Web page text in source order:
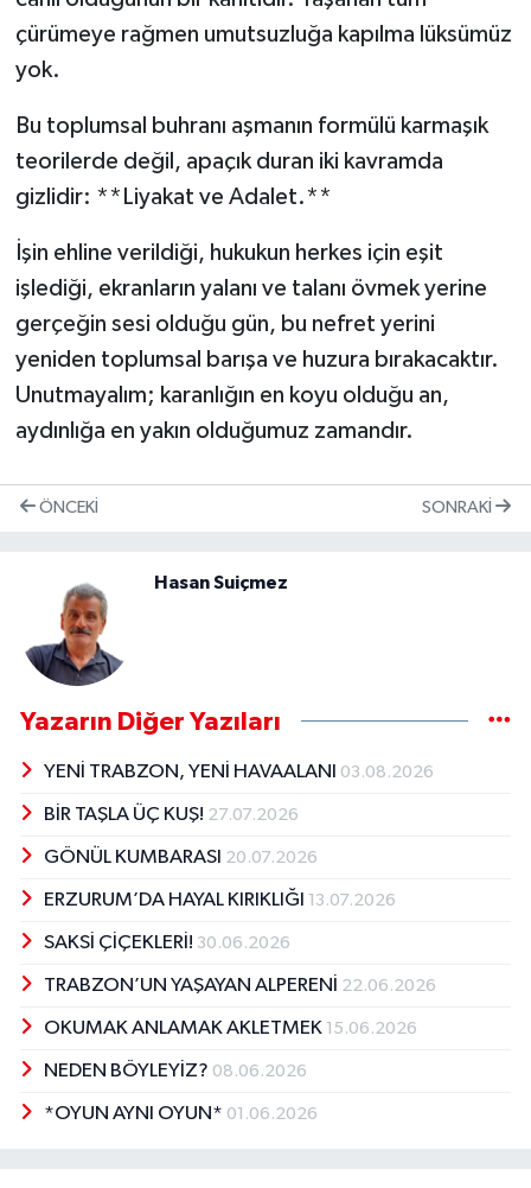
çürümeye rağmen umutsuzluğa kapılma lüksümüz
yok.
Bu toplumsal buhranı aşmanın formülü karmaşık
teorilerde değil, apaçık duran iki kavramda
gizlidir: **Liyakat ve Adalet.**
İşin ehline verildiği, hukukun herkes için eşit
işlediği, ekranların yalanı ve talanı övmek yerine
gerçeğin sesi olduğu gün, bu nefret yerini
yeniden toplumsal barışa ve huzura bırakacaktır.
Unutmayalım; karanlığın en koyu olduğu an,
aydınlığa en yakın olduğumuz zamandır.
ÖNCEKI SONRAKI
Hasan Suiçmez
Yazarın Diğer Yazıları
YENİ TRABZON, YENİ HAVAALANI 03.08.2026
BİR TAŞLA ÜÇ KUŞ! 27.07.2026
GÖNÜL KUMBARASI 20.07.2026
ERZURUM’DA HAYAL KIRIKLIĞI 13.07.2026
SAKSİ ÇİÇEKLERİ! 30.06.2026
TRABZON’UN YAŞAYAN ALPERENİ 22.06.2026
OKUMAK ANLAMAK AKLETMEK 15.06.2026
NEDEN BÖYLEYİZ? 08.06.2026
*OYUN AYNI OYUN* 01.06.2026